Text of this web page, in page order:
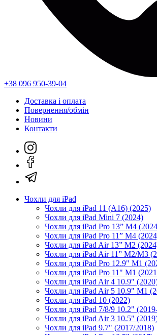
+38 096 950-39-04
Доставка і оплата
Повернення/обмін
Новини
Контакти
Чохли для iPad
Чохли для iPad 11 (A16) (2025)
Чохли для iPad Mini 7 (2024)
Чохли для iPad Pro 13” M4
Чохли для iPad Pro 11” M4
Чохли для iPad Air 13” M2
Чохли для iPad Air 11” M2/M3
Чохли для iPad Pro 12.9" M1
Чохли для iPad Pro 11" M1
Чохли для iPad Air 4 10.9"
Чохли для iPad Air 5 10.9" M1
Чохли для iPad 10 (2022)
Чохли для iPad 7/8/9 10.2"
Чохли для iPad Air 3 10.5"
Чохли для iPad 9.7" (2017/2018)